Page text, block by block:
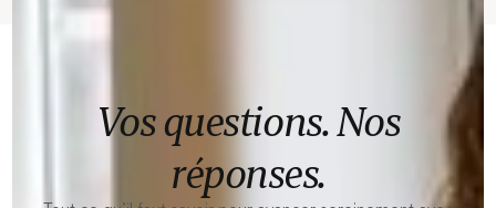
Vos questions. Nos
réponses.